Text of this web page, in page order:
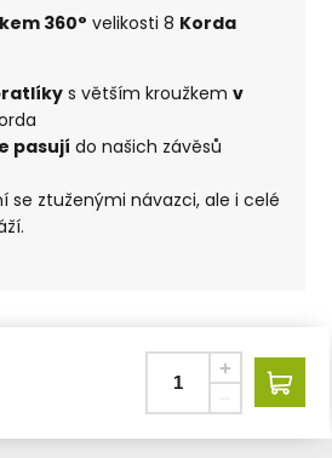
360° velikosti 8 Korda
s větším kroužkemv
pasují do našich závěsů
se ztuženými návazci, ale i celé